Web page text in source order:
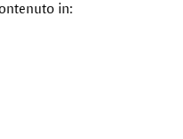
in: